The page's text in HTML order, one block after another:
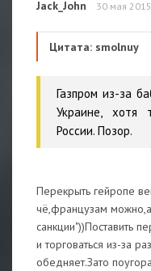
Jack_John 30 мая
Цитата: smolnuy
Газпром из-за
Украине,
России. Позор.
Перекрыть гейропе
чё,французам
санкции"))Поставить
и торговаться из-за
обедняет.Зато